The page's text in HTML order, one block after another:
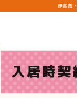
伊那市